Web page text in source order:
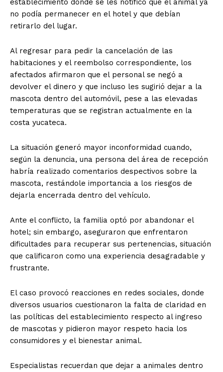
no podía permanecer en el hotel y que debían
retirarlo del lugar.
Al regresar para pedir la cancelación de las
habitaciones y el reembolso correspondiente, los
afectados afirmaron que el personal se negó a
devolver el dinero y que incluso les sugirió dejar a la
mascota dentro del automóvil, pese a las elevadas
temperaturas que se registran actualmente en la
costa yucateca.
La situación generó mayor inconformidad cuando,
según la denuncia, una persona del área de recepción
habría realizado comentarios despectivos sobre la
mascota, restándole importancia a los riesgos de
dejarla encerrada dentro del vehículo.
Ante el conflicto, la familia optó por abandonar el
hotel; sin embargo, aseguraron que enfrentaron
dificultades para recuperar sus pertenencias, situación
que calificaron como una experiencia desagradable y
frustrante.
El caso provocó reacciones en redes sociales, donde
diversos usuarios cuestionaron la falta de claridad en
las políticas del establecimiento respecto al ingreso
de mascotas y pidieron mayor respeto hacia los
consumidores y el bienestar animal.
Especialistas recuerdan que dejar a animales dentro